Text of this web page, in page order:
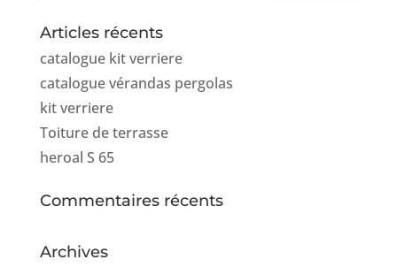
Articles récents
catalogue kit verriere
catalogue vérandas pergolas
kit verriere
Toiture de terrasse
heroal S 65
Commentaires récents
Archives